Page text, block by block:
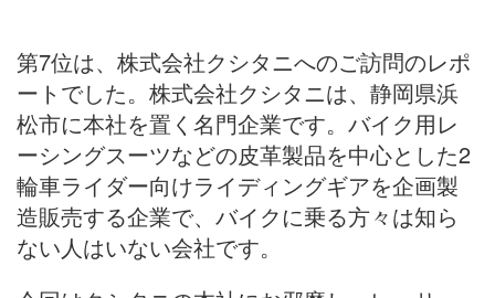
第7位は、株式会社クシタニへのご訪問のレポ
ートでした。株式会社クシタニは、静岡県浜
松市に本社を置く名門企業です。バイク用レ
ーシングスーツなどの皮革製品を中心とした2
輪車ライダー向けライディングギアを企画製
造販売する企業で、バイクに乗る方々は知ら
ない人はいない会社です。